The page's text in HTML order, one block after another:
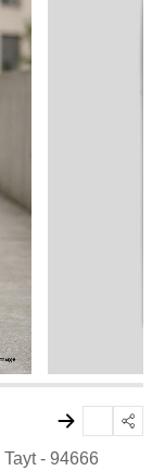
- 94666